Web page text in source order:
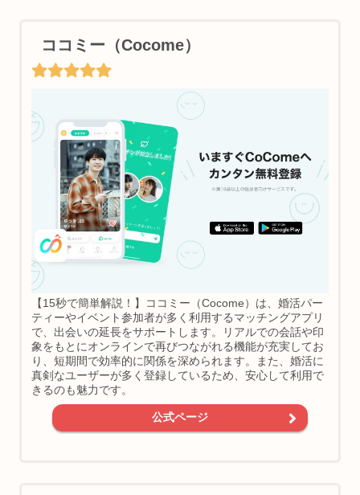
ココミー（Cocome）
【15秒で簡単解説！】ココミー（Cocome）は、婚活パー
ティーやイベント参加者が多く利用するマッチングアプリ
で、出会いの延長をサポートします。リアルでの会話や印
象をもとにオンラインで再びつながれる機能が充実してお
り、短期間で効率的に関係を深められます。また、婚活に
真剣なユーザーが多く登録しているため、安心して利用で
きるのも魅力です。
公式ページ